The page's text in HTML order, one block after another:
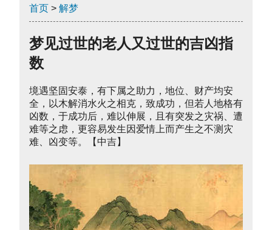
首页 > 解梦
梦见过世的老人又过世的吉凶指
数
境遇坚固安泰，有下属之助力，地位、财产均安
全，以木解消水火之相克，致成功，但若人地格有
凶数，于成功后，难以伸展，且有突发之灾祸、遭
难等之虑，更容易发生因爱情上而产生之不测灾
难、凶变等。【中吉】